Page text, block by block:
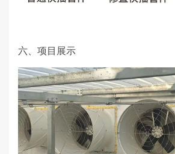
六、项目展示